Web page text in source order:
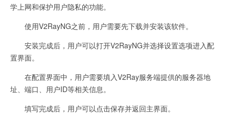
学上网和保护用户隐私的功能。
使用V2RayNG之前，用户需要先下载并安装该软件。
安装完成后，用户可以打开V2RayNG并选择设置选项进入配
置界面。
在配置界面中，用户需要填入V2Ray服务端提供的服务器地
址、端口、用户ID等相关信息。
填写完成后，用户可以点击保存并返回主界面。